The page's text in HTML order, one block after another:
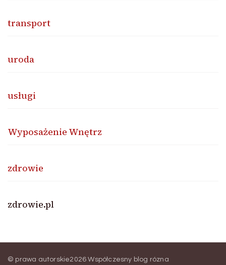
transport
uroda
usługi
Wyposażenie Wnętrz
zdrowie
zdrowie.pl
© prawa autorskie2026Współczesny blog rózna